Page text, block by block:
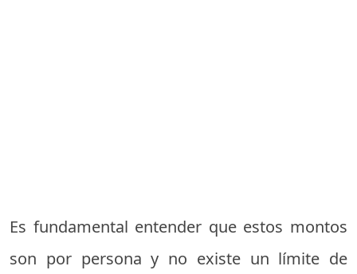
Es fundamental entender que estos montos
son por persona y no existe un límite de